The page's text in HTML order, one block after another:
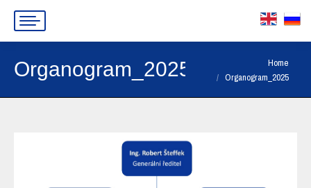
Organogram_2025
Home
Organogram_2025